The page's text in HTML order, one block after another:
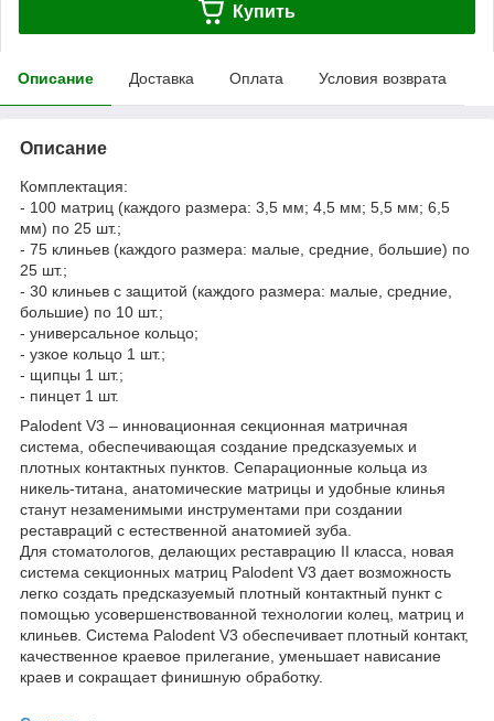
Купить
Описание Доставка Оплата Условия возврата
Описание
Комплектация:
- 100 матриц (каждого размера: 3,5 мм; 4,5 мм; 5,5 мм; 6,5
мм) по 25 шт.;
- 75 клиньев (каждого размера: малые, средние, большие) по
25 шт.;
- 30 клиньев с защитой (каждого размера: малые, средние,
большие) по 10 шт.;
- универсальное кольцо;
- узкое кольцо 1 шт.;
- щипцы 1 шт.;
- пинцет 1 шт.
Palodent V3 – инновационная секционная матричная
система, обеспечивающая создание предсказуемых и
плотных контактных пунктов. Сепарационные кольца из
никель-титана, анатомические матрицы и удобные клинья
станут незаменимыми инструментами при создании
реставраций с естественной анатомией зуба.
Для стоматологов, делающих реставрацию II класса, новая
система секционных матриц Palodent V3 дает возможность
легко создать предсказуемый плотный контактный пункт с
помощью усовершенствованной технологии колец, матриц и
клиньев. Система Palodent V3 обеспечивает плотный контакт,
качественное краевое прилегание, уменьшает нависание
краев и сокращает финишную обработку.